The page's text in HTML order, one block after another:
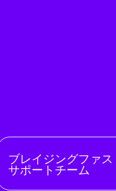
ブレイジングファス
サポートチーム